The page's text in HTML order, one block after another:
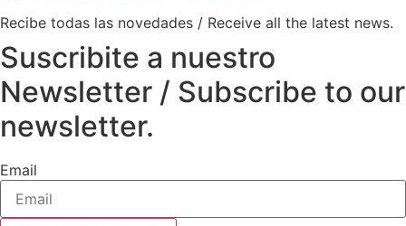
Recibe todas las novedades / Receive all the latest news.
Suscribite a nuestro
Newsletter / Subscribe to our
newsletter.
Email